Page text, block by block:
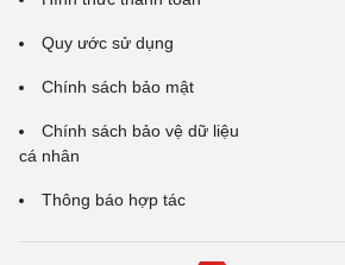
Quy ước sử dụng
Chính sách bảo mật
Chính sách bảo vệ dữ liệu
cá nhân
Thông báo hợp tác